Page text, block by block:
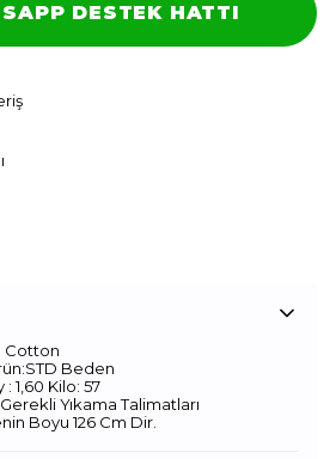
DESTEK HATTI
Cotton
Beden
1,60 Kilo: 57
Yıkama Talimatları
Boyu 126 Cm Dir.